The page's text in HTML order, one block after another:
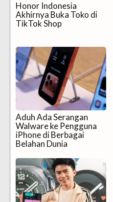
Honor Indonesia
Akhirnya Buka Toko di
TikTok Shop
Aduh Ada Serangan
Walware ke Pengguna
iPhone di Berbagai
Belahan Dunia